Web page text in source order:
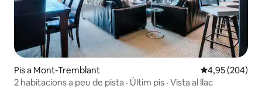
Pis a Mont-Tremblant 4,95 de
4,95 (204)
2 habitacions a peu de pista · Últim pis · Vista al llac